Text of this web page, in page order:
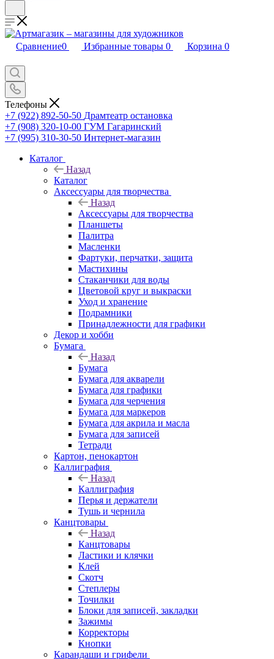
Сравнение0 Избранные товары 0 Корзина 0
Телефоны
+7 (922) 892-50-50 Драмтеатр остановка
+7 (908) 320-10-00 ГУМ Гагаринский
+7 (995) 310-30-50 Интернет-магазин
Каталог
Назад
Каталог
Аксессуары для творчества
Назад
Аксессуары для творчества
Планшеты
Палитра
Масленки
Фартуки, перчатки, защита
Мастихины
Стаканчики для воды
Цветовой круг и выкраски
Уход и хранение
Подрамники
Принадлежности для графики
Декор и хобби
Бумага
Назад
Бумага
Бумага для акварели
Бумага для графики
Бумага для черчения
Бумага для маркеров
Бумага для акрила и масла
Бумага для записей
Тетради
Картон, пенокартон
Каллиграфия
Назад
Каллиграфия
Перья и держатели
Тушь и чернила
Канцтовары
Назад
Канцтовары
Ластики и клячки
Клей
Скотч
Степлеры
Точилки
Блоки для записей, закладки
Зажимы
Корректоры
Кнопки
Карандаши и грифели